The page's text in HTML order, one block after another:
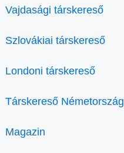
Vajdasági társkereső
Szlovákiai társkereső
Londoni társkereső
Társkereső Németország
Magazin